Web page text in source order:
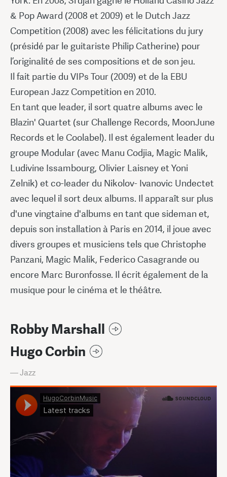
& Pop Award (2008 et 2009) et le Dutch Jazz
Competition (2008) avec les félicitations du jury
(présidé par le guitariste Philip Catherine) pour
l’originalité de ses compositions et de son jeu.
Il fait partie du VIPs Tour (2009) et de la EBU
European Jazz Competition en 2010.
En tant que leader, il sort quatre albums avec le
Blazin' Quartet (sur Challenge Records, MoonJune
Records et le Coolabel). Il est également leader du
groupe Modular (avec Manu Codjia, Magic Malik,
Ludivine Issambourg, Olivier Laisney et Yoni
Zelnik) et co-leader du Nikolov- Ivanovic Undectet
avec lequel il sort deux albums. Il apparaît sur plus
d'une vingtaine d'albums en tant que sideman et,
depuis son installation à Paris en 2014, il joue avec
divers groupes et musiciens tels que Christophe
Panzani, Magic Malik, Federico Casagrande ou
encore Marc Buronfosse. Il écrit également de la
musique pour le cinéma et le théâtre.
Robby Marshall
Hugo Corbin
— Jazz